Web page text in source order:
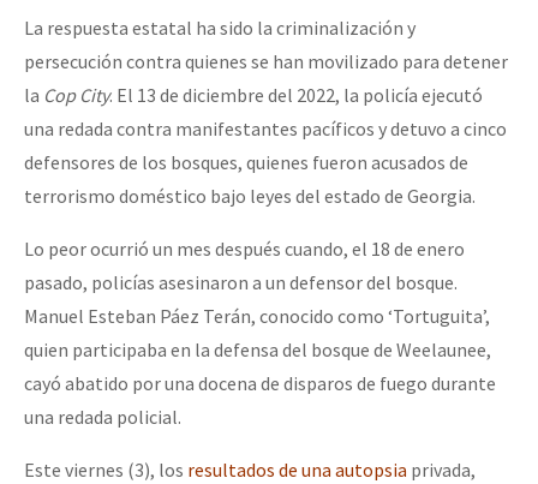
La respuesta estatal ha sido la criminalización y
persecución contra quienes se han movilizado para detener
la Cop City. El 13 de diciembre del 2022, la policía ejecutó
una redada contra manifestantes pacíficos y detuvo a cinco
defensores de los bosques, quienes fueron acusados de
terrorismo doméstico bajo leyes del estado de Georgia.
Lo peor ocurrió un mes después cuando, el 18 de enero
pasado, policías asesinaron a un defensor del bosque.
Manuel Esteban Páez Terán, conocido como ‘Tortuguita’,
quien participaba en la defensa del bosque de Weelaunee,
cayó abatido por una docena de disparos de fuego durante
una redada policial.
Este viernes (3), los resultados de una autopsia privada,